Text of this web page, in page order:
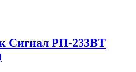
Сигнал РП-233BT